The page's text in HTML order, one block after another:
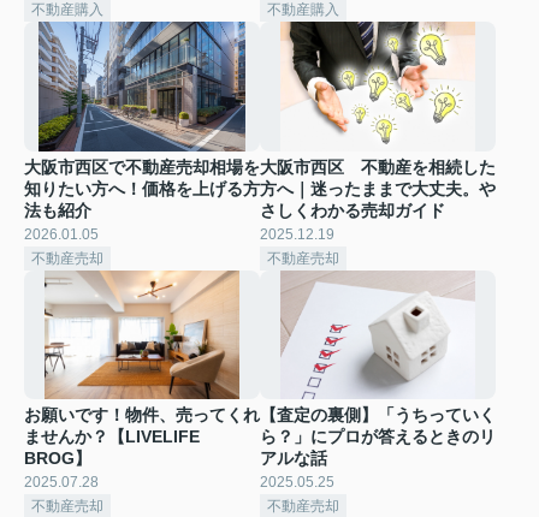
不動産購入
不動産購入
大阪市西区で不動産売却相場を
知りたい方へ！価格を上げる方
法も紹介
2026.01.05
不動産売却
大阪市西区 不動産を相続した
方へ｜迷ったままで大丈夫。や
さしくわかる売却ガイド
2025.12.19
不動産売却
お願いです！物件、売ってくれ
ませんか？【LIVELIFE
BROG】
2025.07.28
不動産売却
【査定の裏側】「うちっていく
ら？」にプロが答えるときのリ
アルな話
2025.05.25
不動産売却